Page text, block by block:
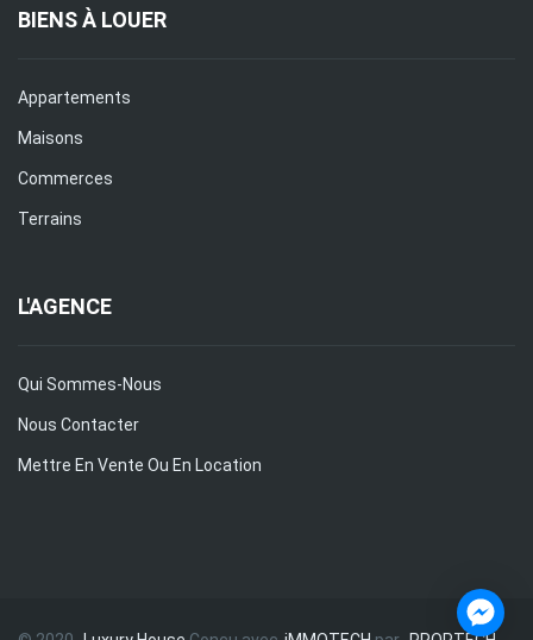
BIENS À LOUER
Appartements
Maisons
Commerces
Terrains
L'AGENCE
Qui Sommes-Nous
Nous Contacter
Mettre En Vente Ou En Location